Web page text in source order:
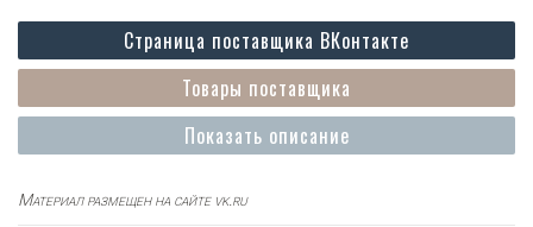
Показать описание
Товары поставщика
Страница поставщика ВКонтакте
Материал размещен на сайте vk.ru